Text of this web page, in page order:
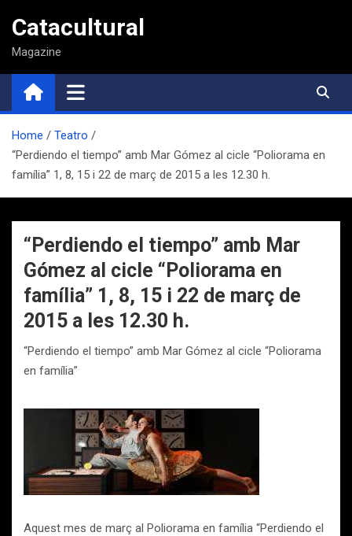
contenido
Catacultural
Magazine
Home
Teatro
“Perdiendo el tiempo” amb Mar Gómez al cicle “Poliorama en
família” 1, 8, 15 i 22 de març de 2015 a les 12.30 h.
“Perdiendo el tiempo” amb Mar
Gómez al cicle “Poliorama en
família” 1, 8, 15 i 22 de març de
2015 a les 12.30 h.
“Perdiendo el tiempo” amb Mar Gómez al cicle “Poliorama
en família”
Aquest mes de març al Poliorama en família “Perdiendo el